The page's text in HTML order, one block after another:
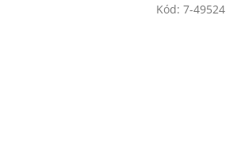
Kód: 7-49524